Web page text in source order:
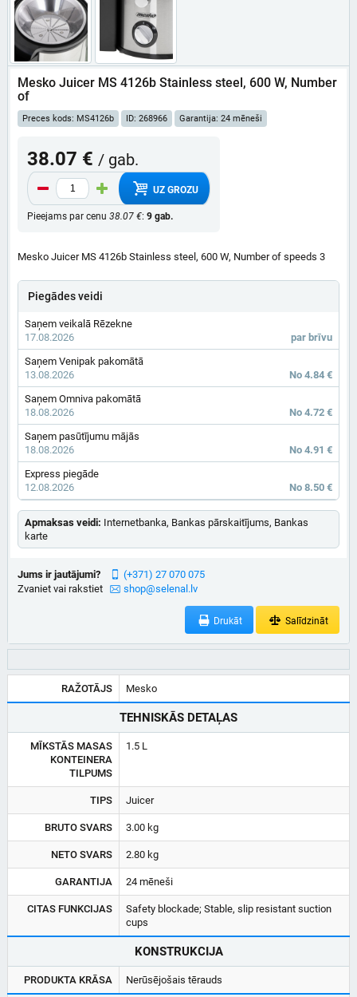
Mesko Juicer MS 4126b Stainless steel, 600 W, Number
of
Preces kods: MS4126b ID: 268966 Garantija: 24 mēneši
38.07 € / gab.
UZ GROZU
Pieejams par cenu 38.07 €: 9 gab.
Mesko Juicer MS 4126b Stainless steel, 600 W, Number of speeds 3
Piegādes veidi
Saņem veikalā Rēzekne
17.08.2026
par brīvu
Saņem Venipak pakomātā
13.08.2026
No 4.84 €
Saņem Omniva pakomātā
18.08.2026
No 4.72 €
Saņem pasūtījumu mājās
18.08.2026
No 4.91 €
Express piegāde
12.08.2026
No 8.50 €
Apmaksas veidi: Internetbanka, Bankas pārskaitījums, Bankas
karte
Jums ir jautājumi?
Zvaniet vai rakstiet
(+371) 27 070 075
shop@selenal.lv
Drukāt Salīdzināt
RAŽOTĀJS Mesko
TEHNISKĀS DETAĻAS
MĪKSTĀS MASAS
KONTEINERA
TILPUMS
1.5 L
TIPS Juicer
BRUTO SVARS 3.00 kg
NETO SVARS 2.80 kg
GARANTIJA 24 mēneši
CITAS FUNKCIJAS
Safety blockade; Stable, slip resistant suction
cups
KONSTRUKCIJA
PRODUKTA KRĀSA Nerūsējošais tērauds